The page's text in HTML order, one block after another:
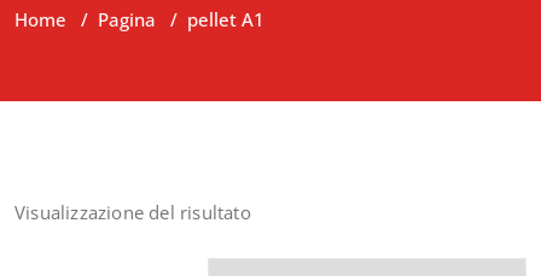
Home / Pagina / pellet A1
Visualizzazione del risultato